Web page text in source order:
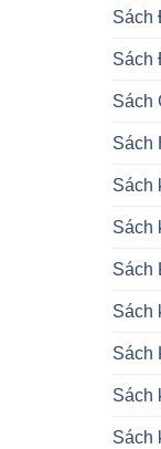
Sách
Sách
Sách
Sách
Sách
Sách
Sách
Sách
Sách
Sách
Sách